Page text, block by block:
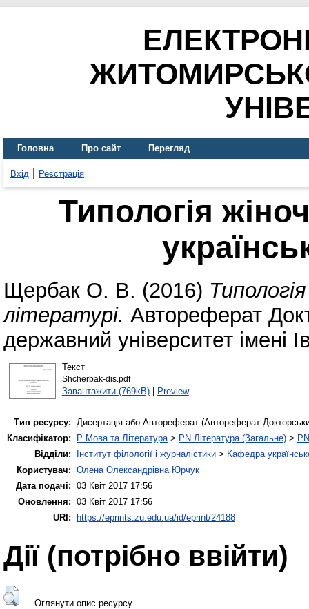
Головна Про сайт Перегляд
Вхід Реєстрація
Типологія
Щербак О. В. (2016)
літературі. Автореферат
державний університет імені
Текст
Shcherbak-dis.pdf
Завантажити (769kB)| Preview
Тип ресурсу: Дисертація або Автореферат (Автореферат
Класифікатор:
P Мова та Література> PN Література (Загальне) >
Відділи:
Інститут філології і журналістики > Кафедра
Користувач: Олена Олександрівна Юрчук
Дата подачі: 03 Квіт 2017 17:56
Оновлення: 03 Квіт 2017 17:56
URI:
https://eprints.zu.edu.ua/id/eprint/24188
Дії ​​(потрібно ввійти)
Оглянути опис ресурсу